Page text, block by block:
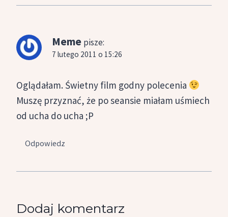
Meme pisze:
7 lutego 2011 o 15:26
Oglądałam. Świetny film godny polecenia
Muszę przyznać, że po seansie miałam uśmiech
od ucha do ucha ;P
Odpowiedz
Dodaj komentarz